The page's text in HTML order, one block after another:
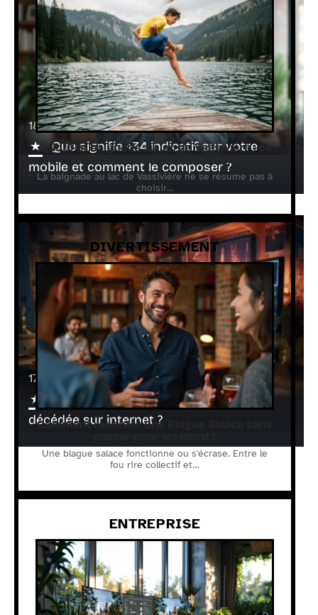
18 juillet 2026
Que signifie +34 indicatif sur votre
mobile et comment le composer ?
17 juillet 2026
Comment savoir si une personne est
décédée sur internet ?
Aplouf et baignade au lac de Vassivière : ce
qu’il faut savoir sur la sécurité
La baignade au lac de Vassivière ne se résume pas à
choisir…
DIVERTISSEMENT
Comment raconter une Blague Salace sans
Une blague salace fonctionne ou s'écrase. Entre le
fou rire collectif et…
ENTREPRISE